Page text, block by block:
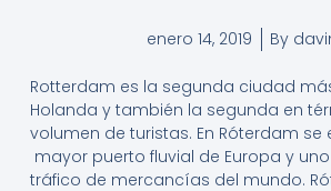
enero 14, 2019 By
Rotterdam es la segunda ciudad
Holanda y también la segunda en
volumen de turistas. En Róterdam se
mayor puerto fluvial de Europa y
tráfico de mercancías del mundo.